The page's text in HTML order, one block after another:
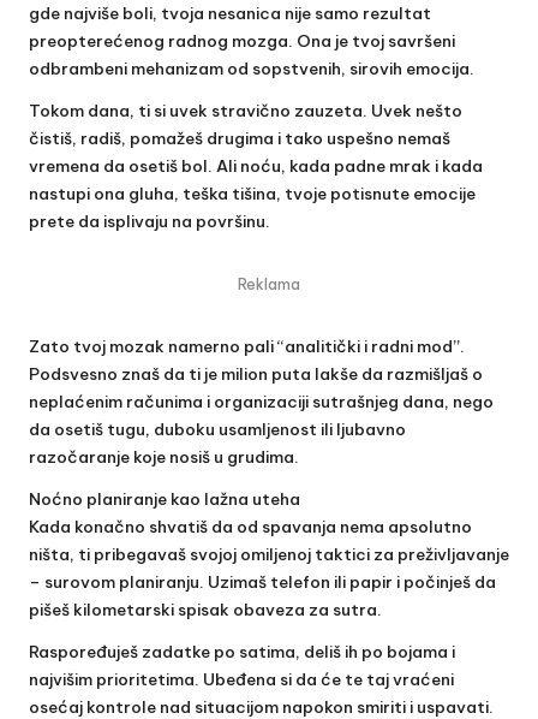
gde najviše boli, tvoja nesanica nije samo rezultat
preopterećenog radnog mozga. Ona je tvoj savršeni
odbrambeni mehanizam od sopstvenih, sirovih emocija.
Tokom dana, ti si uvek stravično zauzeta. Uvek nešto
čistiš, radiš, pomažeš drugima i tako uspešno nemaš
vremena da osetiš bol. Ali noću, kada padne mrak i kada
nastupi ona gluha, teška tišina, tvoje potisnute emocije
prete da isplivaju na površinu.
Reklama
Zato tvoj mozak namerno pali “analitički i radni mod”.
Podsvesno znaš da ti je milion puta lakše da razmišljaš o
neplaćenim računima i organizaciji sutrašnjeg dana, nego
da osetiš tugu, duboku usamljenost ili ljubavno
razočaranje koje nosiš u grudima.
Noćno planiranje kao lažna uteha
Kada konačno shvatiš da od spavanja nema apsolutno
ništa, ti pribegavaš svojoj omiljenoj taktici za preživljavanje
– surovom planiranju. Uzimaš telefon ili papir i počinješ da
pišeš kilometarski spisak obaveza za sutra.
Raspoređuješ zadatke po satima, deliš ih po bojama i
najvišim prioritetima. Ubeđena si da će te taj vraćeni
osećaj kontrole nad situacijom napokon smiriti i uspavati.